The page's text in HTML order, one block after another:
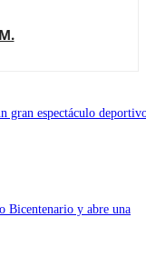
gran espectáculo
Bicentenario y abre una